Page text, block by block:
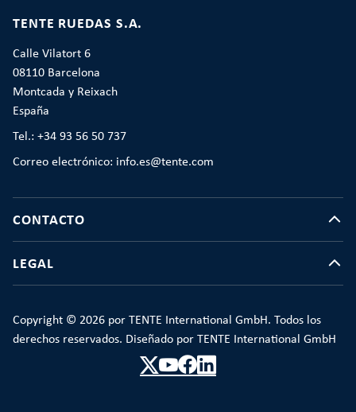
TENTE RUEDAS S.A.
Calle Vilatort 6
08110 Barcelona
Montcada y Reixach
España
Tel.: +34 93 56 50 737
Correo electrónico: info.es@tente.com
CONTACTO
LEGAL
Copyright © 2026 por TENTE International GmbH. Todos los
derechos reservados. Diseñado por TENTE International GmbH